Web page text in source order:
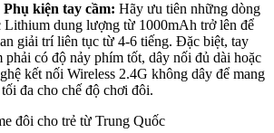
kiện tay cầm: Hãy ưu tiên những dòng
Lithium dung lượng từ 1000mAh trở lên để
giải trí liên tục từ 4-6 tiếng. Đặc biệt, tay
phải có độ nảy phím tốt, dây nối đủ dài hoặc
kết nối Wireless 2.4G không dây để mang
đa cho chế độ chơi đôi.